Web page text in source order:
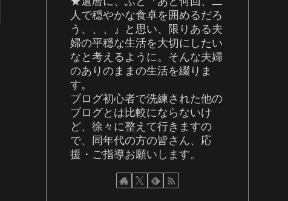
人で穏やかな食卓を囲めるだろ
う、、、』と思い、限りある夫
婦の平穏な生活を大切にしたい
なと考えるように。そんな夫婦
のありのままの生活を綴りま
す。
ブログ初心者で洗練された他の
ブログとは比較にならないけ
ど、徐々に整えて行きますの
で、同年代の方の皆さん、応
援・ご指導お願いします。